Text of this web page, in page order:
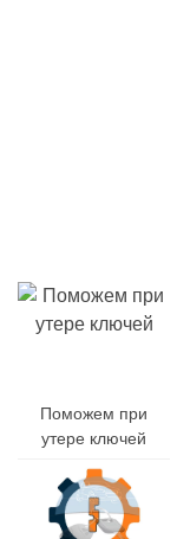
Поможем при
утере ключей